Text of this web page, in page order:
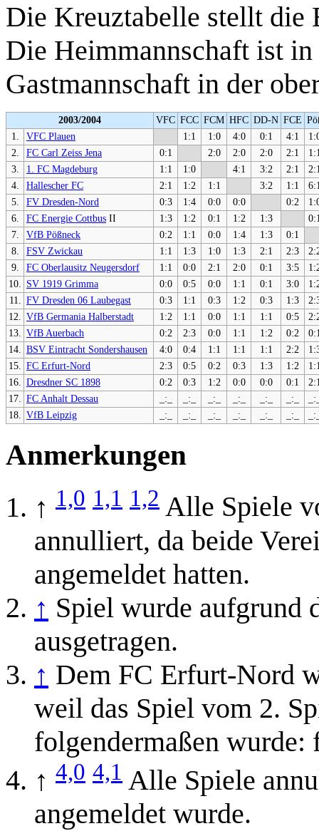
Die Kreuztabelle stellt die
Die Heimmannschaft ist
Gastmannschaft in der
2003/2004 VFC FCC FCM HFC DD-N FCE
1.
VFC Plauen 1:1 1:0 4:0 0:1 4:1
2.
FC Carl Zeiss Jena 0:1 2:0 2:0 2:0 2:1
3.
1. FC Magdeburg 1:1 1:0 4:1 3:2 2:1
4.
Hallescher FC 2:1 1:2 1:1 3:2 1:1
5.
FV Dresden-Nord 0:3 1:4 0:0 0:0 0:2
6.
FC Energie Cottbus II 1:3 1:2 0:1 1:2 1:3
7.
VfB Pößneck 0:2 1:1 0:0 1:4 1:3
0:1
8.
FSV Zwickau 1:1 1:3 1:0 1:3 2:1 2:3
9.
FC Oberlausitz Neugersdorf 1:1 0:0 2:1 2:0 0:1 3:5
10. SV 1919 Grimma 0:0 0:5 0:0 1:1 0:1 3:0
11. FV Dresden 06 Laubegast 0:3 1:1 0:3 1:2 0:3 1:3
12. VfB Germania Halberstadt 1:2 1:1 0:0 1:1 1:1 0:5
13. VfB Auerbach 0:2 2:3 0:0 1:1 1:2 0:2
14. BSV Eintracht Sondershausen 4:0 0:4 1:1 1:1 1:1 2:2
15. FC Erfurt-Nord 2:3 0:5 0:2 0:3 1:3 1:2
16. Dresdner SC 1898 0:2 0:3 1:2 0:0 0:0 0:1
17. FC Anhalt Dessau _:_ _:_ _:_ _:_ _:_ _:_
18. VfB Leipzig _:_ _:_ _:_ _:_ _:_ _:_
Anmerkungen
↑ 1,0 1,1 1,2 Alle Spiele
annulliert, da beide
angemeldet hatten.
↑ Spiel wurde aufgrund
ausgetragen.
↑ Dem FC Erfurt-Nord
weil das Spiel vom 2.
folgendermaßen
↑ 4,0 4,1 Alle Spiele
angemeldet wurde.